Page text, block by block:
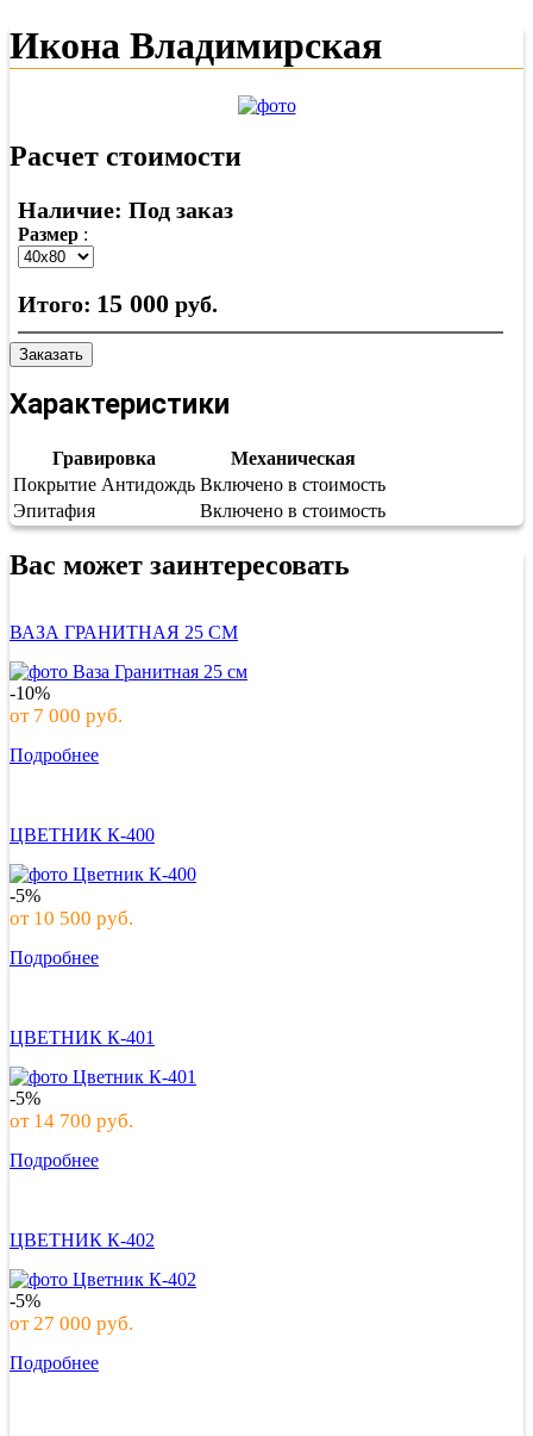
Икона Владимирская
Расчет стоимости
Наличие: Под заказ
Размер :
Итого: 15 000 руб.
Заказать
Характеристики
Гравировка
Механическая
Покрытие Антидождь Включено в стоимость
Эпитафия
Включено в стоимость
Вас может заинтересовать
ВАЗА ГРАНИТНАЯ 25 СМ
-10%
от 7 000 руб.
Подробнее
ЦВЕТНИК К-400
-5%
от 10 500 руб.
Подробнее
ЦВЕТНИК К-401
-5%
от 14 700 руб.
Подробнее
ЦВЕТНИК К-402
-5%
от27 000 руб.
Подробнее